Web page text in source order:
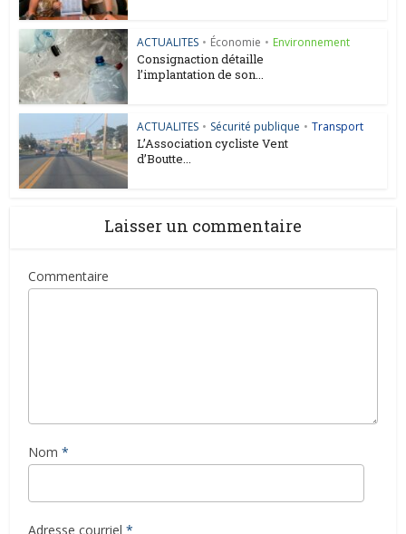
ACTUALITES • Économie • Environnement
Consignaction détaille
l’implantation de son...
ACTUALITES • Sécurité publique • Transport
L’Association cycliste Vent
d’Boutte...
Laisser un commentaire
Commentaire
Nom *
Adresse courriel *